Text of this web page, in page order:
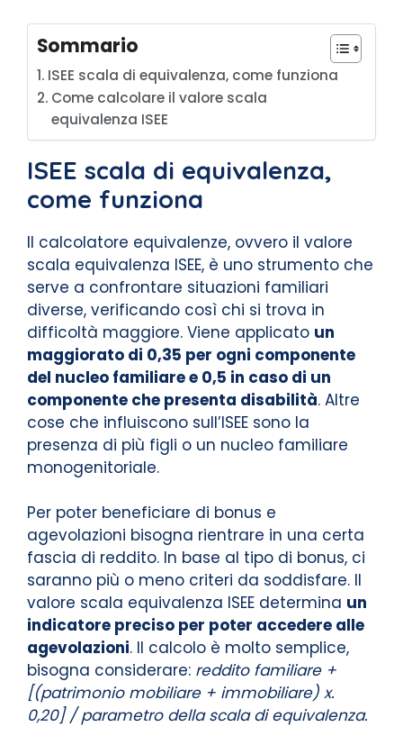
Sommario
ISEE scala di equivalenza, come funziona
Come calcolare il valore scala
equivalenza ISEE
ISEE scala di equivalenza,
come funziona
Il calcolatore equivalenze, ovvero il valore
scala equivalenza ISEE, è uno strumento che
serve a confrontare situazioni familiari
diverse, verificando così chi si trova in
difficoltà maggiore. Viene applicato un
maggiorato di 0,35 per ogni componente
del nucleo familiare e 0,5 in caso di un
componente che presenta disabilità. Altre
cose che influiscono sull’ISEE sono la
presenza di più figli o un nucleo familiare
monogenitoriale.
Per poter beneficiare di bonus e
agevolazioni bisogna rientrare in una certa
fascia di reddito. In base al tipo di bonus, ci
saranno più o meno criteri da soddisfare. Il
valore scala equivalenza ISEE determina un
indicatore preciso per poter accedere alle
agevolazioni. Il calcolo è molto semplice,
bisogna considerare: reddito familiare +
[(patrimonio mobiliare + immobiliare) x.
0,20] / parametro della scala di equivalenza.